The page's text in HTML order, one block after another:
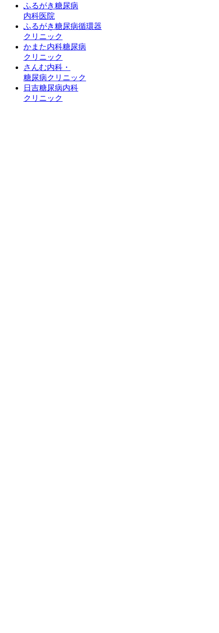
ふるがき糖尿病
内科医院
ふるがき糖尿病循環器
クリニック
かまた内科糖尿病
クリニック
さんむ内科・
糖尿病クリニック
日吉糖尿病内科
クリニック